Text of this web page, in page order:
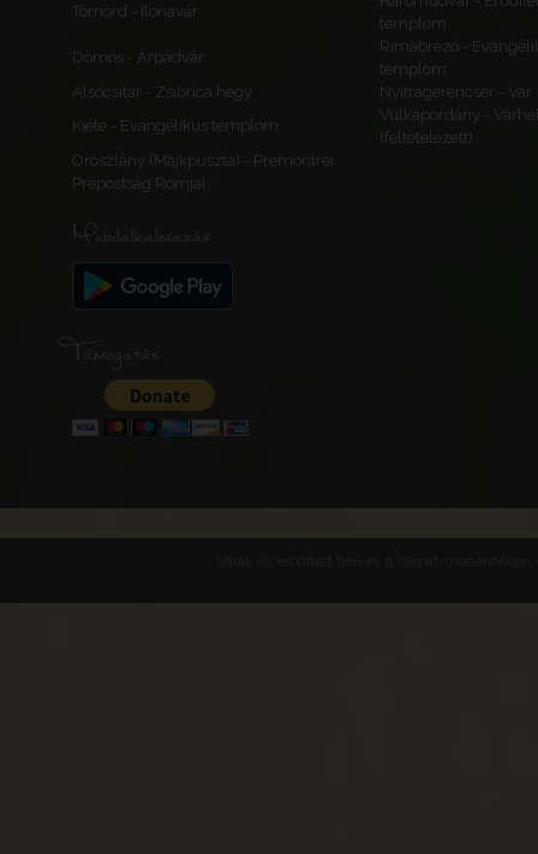
Tömörd - Ilonavár
templom
Dömös - Árpádvár
Rimabrézó -
templom
Alsócsitár - Zsibrica hegy
Nyitragerencsér - Vár
Kiéte - Evangélikus templom
Vulkapordány -
(feltételezett)
Oroszlány (Majkpuszta) - Premontrei
Prépostság Romjai
Mobilalkalmazás
Támogatás